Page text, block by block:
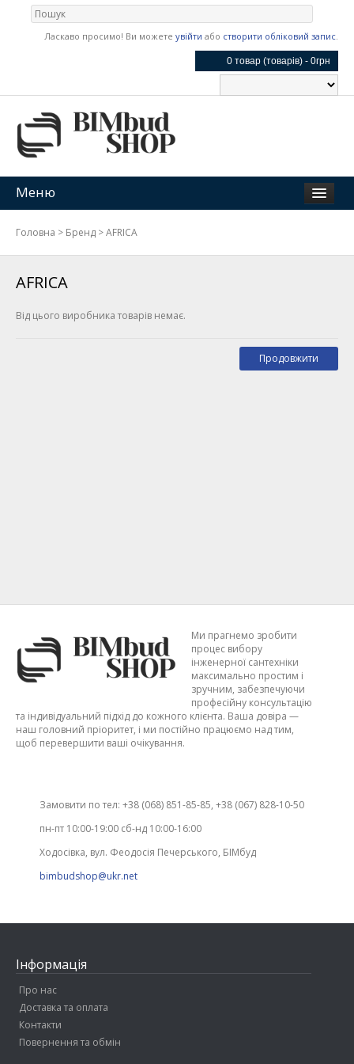
Ласкаво просимо! Ви можете увійти або створити обліковий запис.
0 товар (товарів) - 0грн
Меню
Головна > Бренд >AFRICA
AFRICA
Від цього виробника товарів немає.
Продовжити
Ми прагнемо зробити
процес вибору
інженерної сантехніки
максимально простим і
зручним, забезпечуючи
професійну консультацію
та індивідуальний підхід до кожного клієнта. Ваша довіра —
наш головний пріоритет, і ми постійно працюємо над тим,
щоб перевершити ваші очікування.
Замовити по тел: +38 (068) 851-85-85, +38 (067) 828-10-50
пн-пт 10:00-19:00 сб-нд 10:00-16:00
Ходосівка, вул. Феодосія Печерського, БІМбуд
bimbudshop@ukr.net
Інформація
Про нас
Доставка та оплата
Контакти
Повернення та обмін